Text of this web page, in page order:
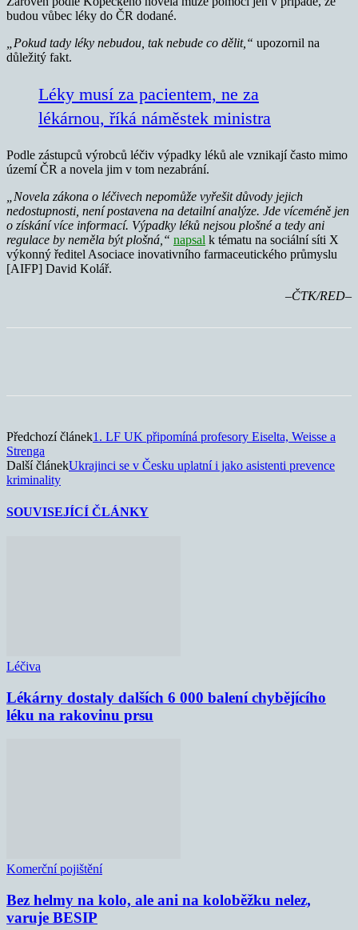
budou vůbec léky do ČR dodané.
„Pokud tady léky nebudou, tak nebude co dělit,“ upozornil na
důležitý fakt.
Léky musí za pacientem, ne za
lékárnou, říká náměstek ministra
Podle zástupců výrobců léčiv výpadky léků ale vznikají často mimo
území ČR a novela jim v tom nezabrání.
„Novela zákona o léčivech nepomůže vyřešit důvody jejich
nedostupnosti, není postavena na detailní analýze. Jde víceméně jen
o získání více informací. Výpadky léků nejsou plošné a tedy ani
regulace by neměla být plošná,“ napsal k tématu na sociální síti X
výkonný ředitel Asociace inovativního farmaceutického průmyslu
[AIFP] David Kolář.
–ČTK/RED–
Předchozí článek1. LF UK připomíná profesory Eiselta, Weisse a
Strenga
Další článekUkrajinci se v Česku uplatní i jako asistenti prevence
kriminality
SOUVISEJÍCÍ ČLÁNKY
Léčiva
Lékárny dostaly dalších 6 000 balení chybějícího
léku na rakovinu prsu
Komerční pojištění
Bez helmy na kolo, ale ani na koloběžku nelez,
varuje BESIP